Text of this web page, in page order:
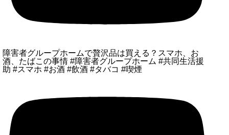
障害者グループホームで贅沢品は買える？スマホ、お
酒、たばこの事情 #障害者グループホーム #共同生活援
助 #スマホ #お酒 #飲酒 #タバコ #喫煙